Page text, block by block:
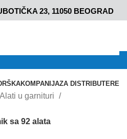
23, 11050 BEOGRAD
KOMPANIJAZA DISTRIBUTERE
Alati u garnituri
sa 92 alata